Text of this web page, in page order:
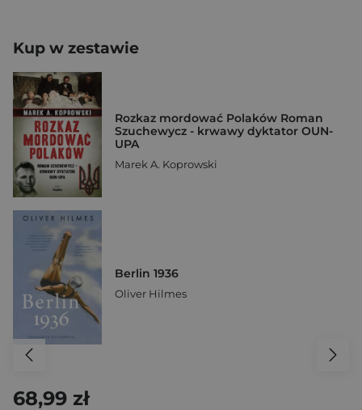
Kup w zestawie
Rozkaz mordować Polaków Roman
Szuchewycz - krwawy dyktator OUN-
UPA
Marek A. Koprowski
Berlin 1936
Oliver Hilmes
68,99 zł